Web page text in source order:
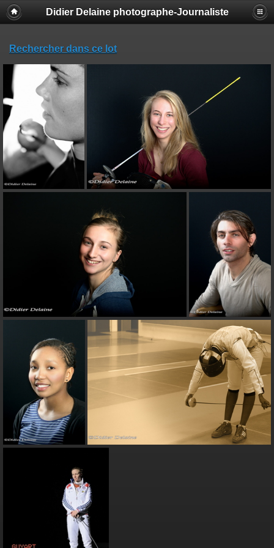
Didier Delaine photographe-Journaliste
Rechercher dans ce lot